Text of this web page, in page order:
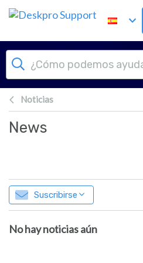
Ir al contenido principal
Noticias
News
Suscribirse
No hay noticias aún